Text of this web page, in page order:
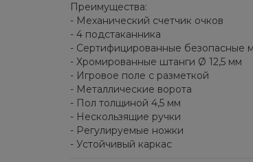
Преимущества:
- Механический счетчик очков
- 4 подстаканника
- Сертифицированные безопасные
- Хромированные штанги Ø 12,5 мм
- Игровое поле с разметкой
- Металлические ворота
- Пол толщиной 4,5 мм
- Нескользящие ручки
- Регулируемые ножки
- Устойчивый каркас